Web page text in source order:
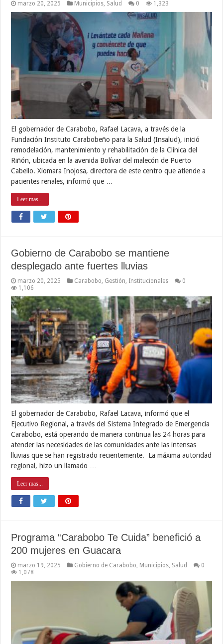
marzo 20, 2025 Municipios, Salud 0 1,323
El gobernador de Carabobo, Rafael Lacava, a través de la
Fundación Instituto Carabobeño para la Salud (Insalud), inició
remodelación, mantenimiento y rehabilitación de la Clínica del
Riñón, ubicada en la avenida Bolívar del malecón de Puerto
Cabello. Xiomara Inojosa, directora de este centro que atiende a
pacientes renales, informó que …
Leer mas...
Gobierno de Carabobo se mantiene
desplegado ante fuertes lluvias
marzo 20, 2025 Carabobo, Gestión, Institucionales
0
1,106
El gobernador de Carabobo, Rafael Lacava, informó que el
Ejecutivo Regional, a través del Sistema Integrado de Emergencia
Carabobo, está operando de manera continua las 24 horas para
atender las necesidades de las comunidades ante las intensas
lluvias que se han registrado recientemente. La máxima autoridad
regional, hizo un llamado …
Leer mas...
Programa “Carabobo Te Cuida” benefició a
200 mujeres en Guacara
marzo 19, 2025 Gobierno de Carabobo Municipios Salud
0
1,078